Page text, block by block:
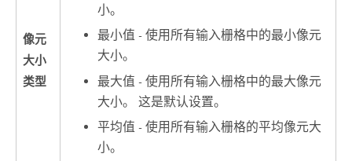
像元
大小
类型
小。
最小值 - 使用所有输入栅格中的最小像元
大小。
最大值 - 使用所有输入栅格中的最大像元
大小。 这是默认设置。
平均值 - 使用所有输入栅格的平均像元大
小。